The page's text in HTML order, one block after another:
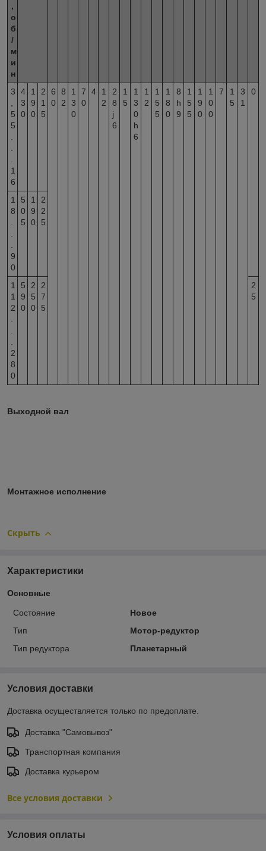
,
о
б
/
м
и
н
3
5
5
1
6
4
3
0
1
9
0
2
1
5
6
0
8
2
1
3
0
7
0
4
1
2
2
8
j
6
1
5
1
3
0
h
6
1
2
1
5
5
1
8
0
8
h
9
1
5
5
1
9
0
1
0
0
7
1
5
3
1
0
1
8
9
0
5
0
5
1
9
0
2
2
5
1
1
2
2
8
0
5
9
0
2
5
0
2
7
5
2
5
Выходной вал
Монтажное исполнение
Скрыть
Характеристики
Основные
Состояние
Новое
Тип
Мотор-редуктор
Тип редуктора
Планетарный
Условия доставки
Доставка осуществляется только по предоплате.
Доставка "Самовывоз"
Транспортная компания
Доставка курьером
Все условия доставки
Условия оплаты